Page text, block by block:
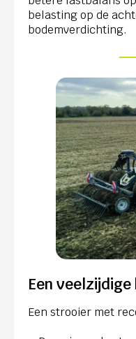
belasting op de
bodemverdichting.
Een
Een strooier met